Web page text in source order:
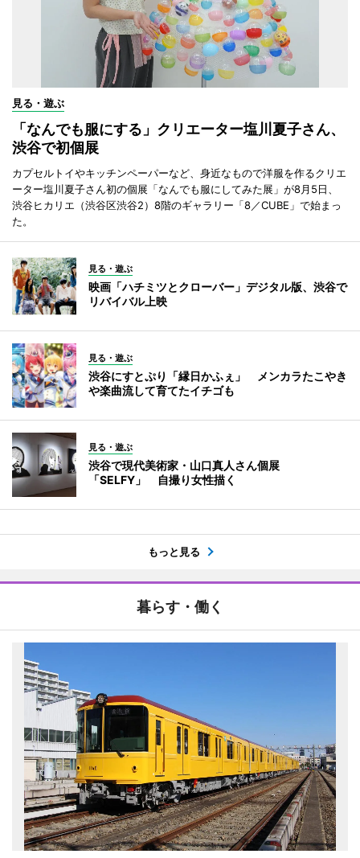
見る・遊ぶ
「なんでも服にする」クリエーター塩川夏子さん、
渋谷で初個展
カプセルトイやキッチンペーパーなど、身近なもので洋服を作るクリエ
ーター塩川夏子さん初の個展「なんでも服にしてみた展」が8月5日、
渋谷ヒカリエ（渋谷区渋谷2）8階のギャラリー「8／CUBE」で始まっ
た。
見る・遊ぶ
映画「ハチミツとクローバー」デジタル版、渋谷で
リバイバル上映
見る・遊ぶ
渋谷にすとぷり「縁日かふぇ」 メンカラたこやき
や楽曲流して育てたイチゴも
見る・遊ぶ
渋谷で現代美術家・山口真人さん個展
「SELFY」 自撮り女性描く
もっと見る
暮らす・働く